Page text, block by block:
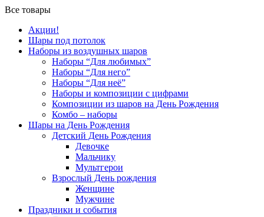
Все товары
Акции!
Шары под потолок
Наборы из воздушных шаров
Наборы “Для любимых”
Наборы “Для него”
Наборы “Для неё”
Наборы и композиции с цифрами
Композиции из шаров на День Рождения
Комбо – наборы
Шары на День Рождения
Детский День Рождения
Девочке
Мальчику
Мультгерои
Взрослый День рождения
Женщине
Мужчине
Праздники и события